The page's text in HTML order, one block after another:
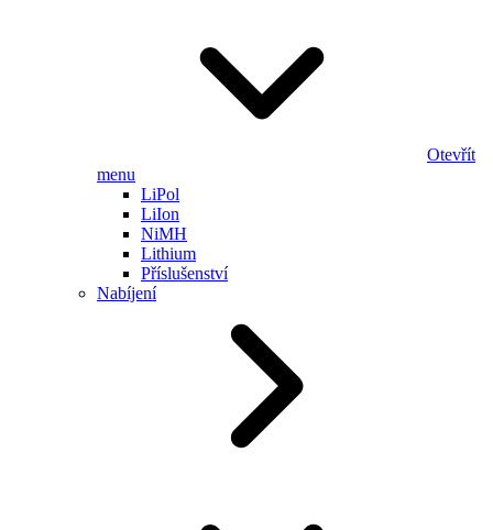
Otevřít
menu
LiPol
LiIon
NiMH
Lithium
Příslušenství
Nabíjení